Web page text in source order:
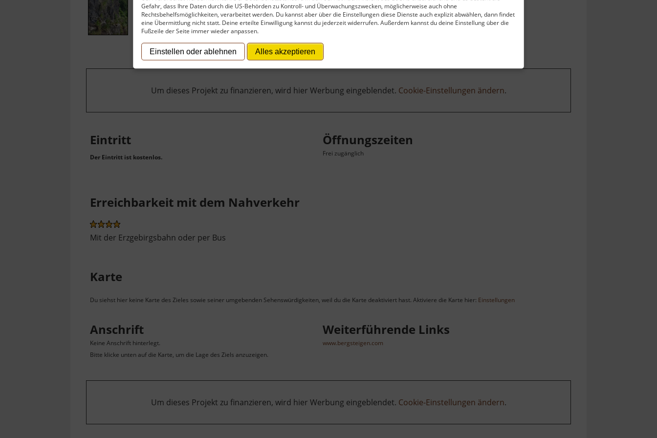
Gefahr, dass Ihre Daten durch die US-Behörden zu Kontroll- und Überwachungszwecken, möglicherweise auch ohne
Rechtsbehelfsmöglichkeiten, verarbeitet werden. Du kannst aber über die Einstellungen diese Dienste auch explizit abwählen, dann findet
eine Übermittlung nicht statt. Deine erteilte Einwilligung kannst du jederzeit widerrufen. Außerdem kannst du deine Einstellung über die
Fußzeile der Seite immer wieder anpassen.
Einstellen oder ablehnen Alles akzeptieren
Um dieses Projekt zu finanzieren, wird hier Werbung eingeblendet. Cookie-Einstellungen ändern.
Eintritt
Der Eintritt ist kostenlos.
Öffnungszeiten
Frei zugänglich
Erreichbarkeit mit dem Nahverkehr
Mit der Erzgebirgsbahn oder per Bus
Karte
Du siehst hier keine Karte des Zieles sowie seiner umgebenden Sehenswürdigkeiten, weil du die Karte deaktiviert hast. Aktiviere die Karte hier: Einstellungen
Anschrift
Keine Anschrift hinterlegt.
Bitte klicke unten auf die Karte, um die Lage des Ziels anzuzeigen.
Weiterführende Links
www.bergsteigen.com
Um dieses Projekt zu finanzieren, wird hier Werbung eingeblendet. Cookie-Einstellungen ändern.